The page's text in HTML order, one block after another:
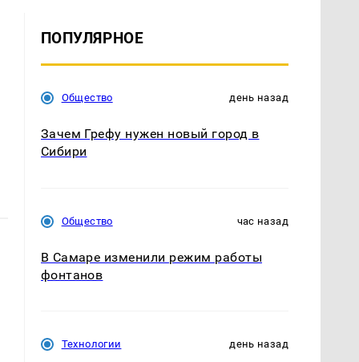
ПОПУЛЯРНОЕ
Общество день назад
Зачем Грефу нужен новый город в
Сибири
Общество час назад
В Самаре изменили режим работы
фонтанов
Технологии день назад